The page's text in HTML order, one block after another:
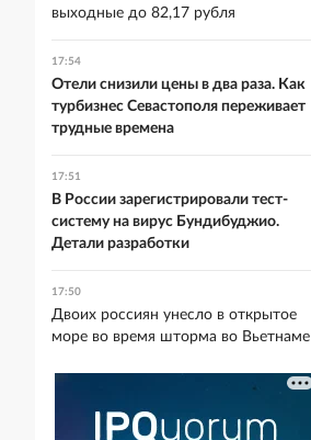
выходные до 82,17 рубля
17:54
Отели снизили цены в два раза. Как
турбизнес Севастополя переживает
трудные времена
17:51
В России зарегистрировали тест-
систему на вирус Бундибуджио.
Детали разработки
17:50
Двоих россиян унесло в открытое
море во время шторма во Вьетнаме